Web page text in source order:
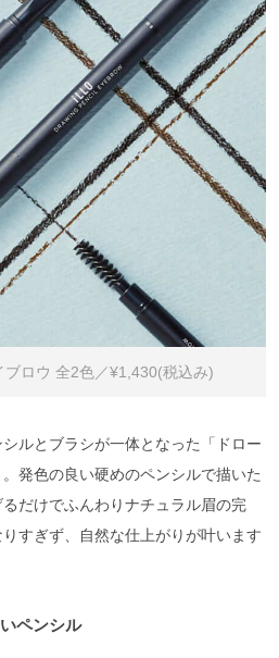
ブロウ 全2色／¥1,430(税込み)
ルとブラシが一体となった「ドロー
発色の良い硬めのペンシルで描いた
だけでふんわりナチュラル眉の完
すぎず、自然な仕上がりが叶います
ペンシル